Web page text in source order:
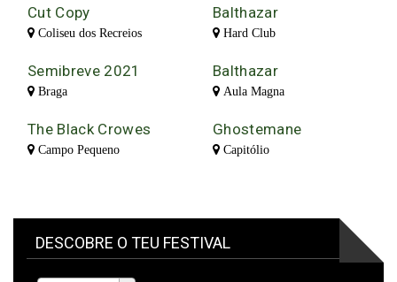
Cut Copy
Coliseu dos Recreios
Balthazar
Hard Club
Semibreve 2021
Braga
Balthazar
Aula Magna
The Black Crowes
Campo Pequeno
Ghostemane
Capitólio
DESCOBRE O TEU FESTIVAL